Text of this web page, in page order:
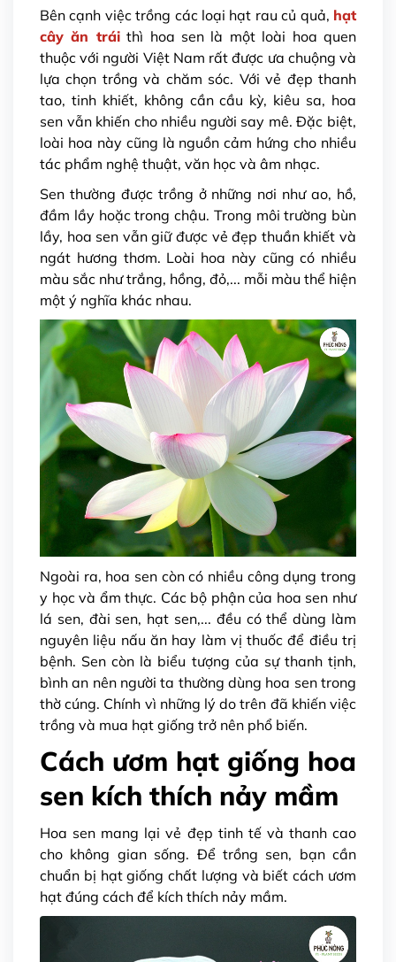
Bên cạnh việc trồng các loại hạt rau củ quả, hạt
cây ăn tráithì hoa sen là một loài hoa quen
thuộc với người Việt Nam rất được ưa chuộng và
lựa chọn trồng và chăm sóc. Với vẻ đẹp thanh
tao, tinh khiết, không cần cầu kỳ, kiêu sa, hoa
sen vẫn khiến cho nhiều người say mê. Đặc biệt,
loài hoa này cũng là nguồn cảm hứng cho nhiều
tác phẩm nghệ thuật, văn học và âm nhạc.
Sen thường được trồng ở những nơi như ao, hồ,
đầm lầy hoặc trong chậu. Trong môi trường bùn
lầy, hoa sen vẫn giữ được vẻ đẹp thuần khiết và
ngát hương thơm. Loài hoa này cũng có nhiều
màu sắc như trắng, hồng, đỏ,... mỗi màu thể hiện
một ý nghĩa khác nhau.
Ngoài ra, hoa sen còn có nhiều công dụng trong
y học và ẩm thực. Các bộ phận của hoa sen như
lá sen, đài sen, hạt sen,... đều có thể dùng làm
nguyên liệu nấu ăn hay làm vị thuốc để điều trị
bệnh. Sen còn là biểu tượng của sự thanh tịnh,
bình an nên người ta thường dùng hoa sen trong
thờ cúng. Chính vì những lý do trên đã khiến việc
trồng và mua hạt giống trở nên phổ biến.
Cách ươm hạt giống hoa
sen kích thích nảy mầm
Hoa sen mang lại vẻ đẹp tinh tế và thanh cao
cho không gian sống. Để trồng sen, bạn cần
chuẩn bị hạt giống chất lượng và biết cách ươm
hạt đúng cách để kích thích nảy mầm.